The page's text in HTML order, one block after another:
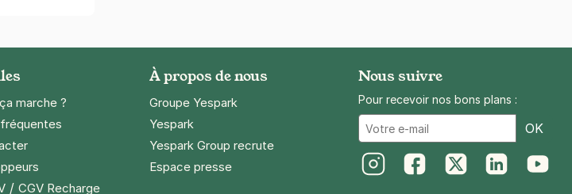
marche ?
/ CGV Recharge
À propos de nous
Groupe Yespark
Yespark
Yespark Group recrute
Espace presse
Nous suivre
Pour recevoir nos bons plans :
OK